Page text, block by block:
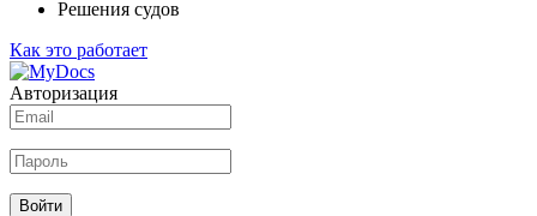
Решения судов
Как это работает
Авторизация
Войти